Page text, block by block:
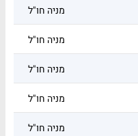
מניה חו"ל
מניה חו"ל
מניה חו"ל
מניה חו"ל
מניה חו"ל